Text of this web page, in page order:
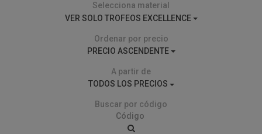
Selecciona material
VER SOLO TROFEOS EXCELLENCE
Ordenar por precio
PRECIO ASCENDENTE
A partir de
TODOS LOS PRECIOS
Buscar por código